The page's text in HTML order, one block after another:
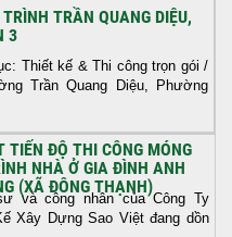
TRẦN QUANG DIỆU,
3
Thiết kế & Thi công trọn gói /
Trần Quang Diệu, Phường
TIẾN ĐỘ THI CÔNG MÓNG
NHÀ Ở GIA ĐÌNH ANH
(XÃ ĐÔNG THẠNH)
và công nhân của Công Ty
Xây Dựng Sao Việt đang dồn